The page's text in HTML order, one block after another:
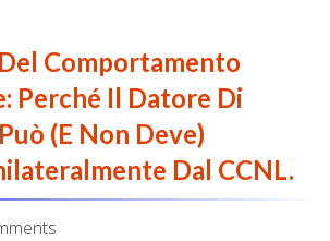
Comportamento
Perché Il Datore Di
(E Non Deve)
Dal CCNL.